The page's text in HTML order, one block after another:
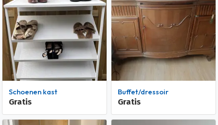
Schoenen kast
Gratis
Buffet/dressoir
Gratis